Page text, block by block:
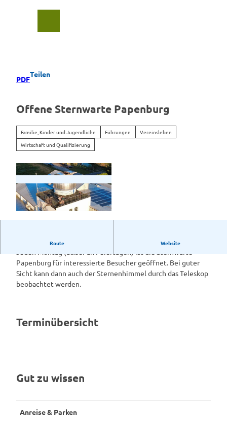
PDF
Teilen
Offene Sternwarte Papenburg
Familie, Kinder und Jugendliche Führungen
Vereinsleben
Wirtschaft und Qualifizierung
Route Website
Sternwarte Papenburg
Jeden Montag (außer an Feiertagen) ist die Sternwarte
Papenburg für interessierte Besucher geöffnet. Bei guter
Sicht kann dann auch der Sternenhimmel durch das Teleskop
beobachtet werden.
Terminübersicht
Gut zu wissen
Anreise & Parken